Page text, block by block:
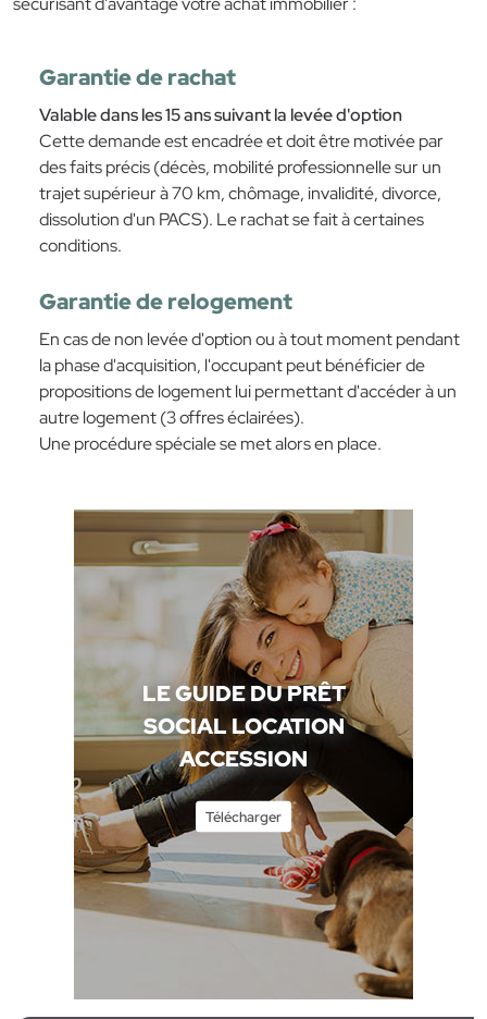
Garantie de rachat
Valable dans les 15 ans suivant la levée d'option
Cette demande est encadrée et doit être motivée par
des faits précis (décès, mobilité professionnelle sur un
trajet supérieur à 70 km, chômage, invalidité, divorce,
dissolution d'un PACS). Le rachat se fait à certaines
conditions.
Garantie de relogement
En cas de non levée d'option ou à tout moment pendant
la phase d'acquisition, l'occupant peut bénéficier de
propositions de logement lui permettant d'accéder à un
autre logement (3 offres éclairées).
Une procédure spéciale se met alors en place.
LE GUIDE DU PRÊT
SOCIAL LOCATION
ACCESSION
Télécharger